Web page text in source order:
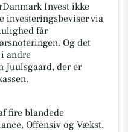
Invest ikke
investeringsbeviser via
får
Og det
andre
Juulsgaard, der er
fire blandede
Offensiv og Vækst.